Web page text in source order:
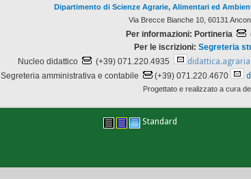
Dipartimento di Scienze Agrarie, Alimentari ed
Via Brecce Bianche 10, 60131
Per informazioni: Portineria
Per le iscrizioni: Segreteria
Nucleo didattico
(+39) 071.220.4935
Segreteria amministrativa e contabile
(+39) 071.220.4670
Progettato e realizzato a cura
Standard